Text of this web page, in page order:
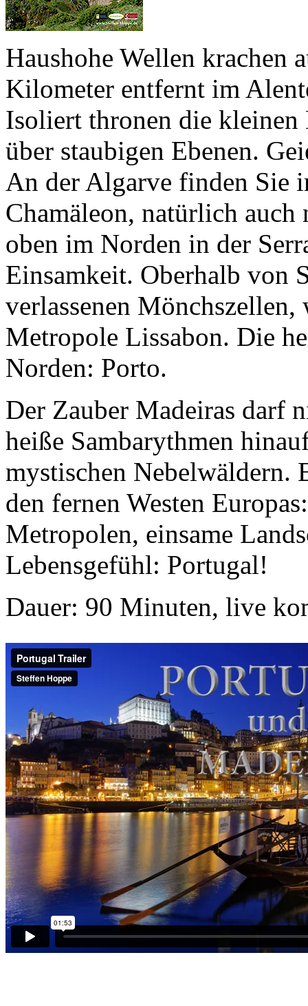
Haushohe Wellen krachen
Kilometer entfernt im
Isoliert thronen die
über staubigen Ebenen.
An der Algarve finden Sie
Chamäleon, natürlich auch
oben im Norden in der
Einsamkeit. Oberhalb von
verlassenen
Metropole Lissabon. Die
Norden: Porto.
Der Zauber Madeiras darf
heiße Sambarythmen
mystischen Nebelwäldern.
den fernen Westen
Metropolen, einsame
Lebensgefühl: Portugal!
Dauer: 90 Minuten, live